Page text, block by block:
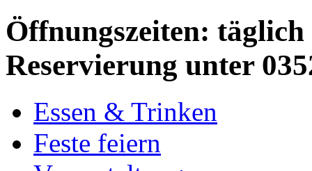
Öffnungszeiten: täglich
Reservierung unter
Essen & Trinken
Feste feiern